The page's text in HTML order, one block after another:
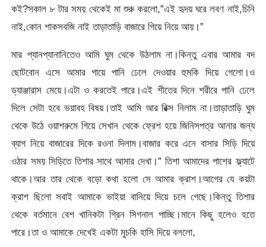
কই?সকাল ৮ টার সময় থেকেই মা শুরু করলো,”এই হৃদয় ঘরে লবণ নাই,চিনি
নাই,কোন শাকসবজি নাই তাড়াতাড়ি বাজারে গিয়ে নিয়ে আয়।”
মার প্যানপ্যানানিতেও আমি ঘুম থেকে উঠলাম না।কিন্তু এবার আমার বদ
ছোটবোন এসে আমার গায়ে পানি ঢেলে দেওয়ার হুমকি দিয়ে গেলো।ও
ড্যাঞ্জারাস মেয়ে।এটা ও করতেই পারে।এই শীতের দিনে শরীরে পানি ঢেলে
দিলে সেটা হবে ভয়াবহ বিষয়।তাই আমি আর রিক্স নিলাম না।তাড়াতাড়ি ঘুম
থেকে উঠে ওয়াশরুমে গিয়ে সেখান থেকে ফ্রেশ হয়ে জিনিসপত্র আনার জন্য
ব্যাগ নিয়ে বাজারের দিকে রওনা দিলাম।বাজার করে এনে বাসার সিড়ি দিয়ে
ওঠার সময় সিড়িতে তিশার সাথে আমার দেখা।” তিশা আমাদের পাশের ফ্ল্যাটে
থাকে।আর তার থেকে বড়ো কথা হলো সে আমার ক্রাশ।আগের যে কয়টা
ক্রাশ ছিলো সবাই আমাকে ভাইয়া বানিয়ে দিয়ে চলে গেছে।কিন্তু তিশার
থেকে বর্তমানে বেশ খানিকটা গ্রিন সিগনাল পাচ্ছি।মানে কিছু হলেও হতে
পারে।তা ও আমাকে দেখেই একটা মুচকি হাসি দিয়ে বললো,